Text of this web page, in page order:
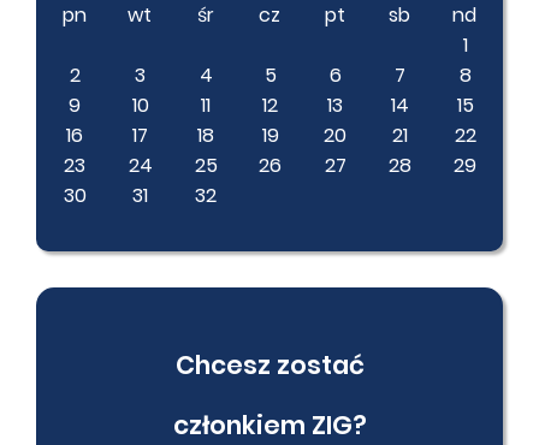
pn
wt śr cz pt sb
nd
1
2
3 4 5 6 7
8
9
10 11 12 13 14
15
16
17 18 19 20 21
22
23
24 25 26 27 28
29
30
31 32
Chcesz zostać
członkiem ZIG?